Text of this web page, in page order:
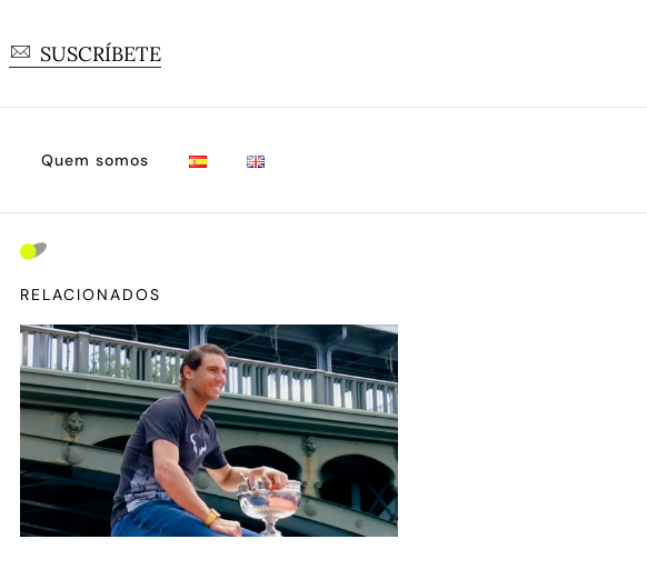
SUSCRÍBETE
Quem somos
RELACIONADOS